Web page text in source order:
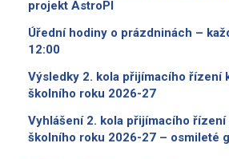
projekt AstroPI
Úřední hodiny o prázdninách –
12:00
Výsledky 2. kola přijímacího řízení
školního roku 2026-27
Vyhlášení 2. kola přijímacího
školního roku 2026-27 – osmileté